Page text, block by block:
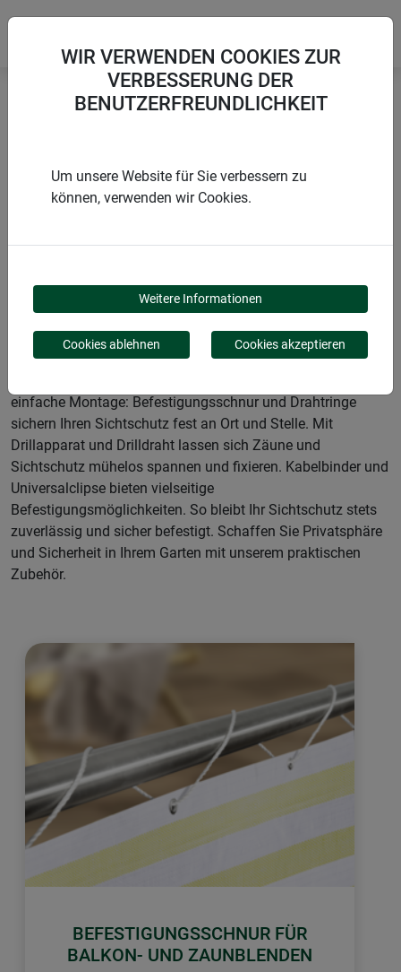
PRODUKTKATEGORIE
ZUBEHÖR
einfache Montage: Befestigungsschnur und Drahtringe
sichern Ihren Sichtschutz fest an Ort und Stelle. Mit
Drillapparat und Drilldraht lassen sich Zäune und
Sichtschutz mühelos spannen und fixieren. Kabelbinder und
Universalclipse bieten vielseitige
Befestigungsmöglichkeiten. So bleibt Ihr Sichtschutz stets
zuverlässig und sicher befestigt. Schaffen Sie Privatsphäre
und Sicherheit in Ihrem Garten mit unserem praktischen
Zubehör.
BEFESTIGUNGSSCHNUR FÜR
BALKON- UND ZAUNBLENDEN
WIR VERWENDEN COOKIES ZUR
VERBESSERUNG DER
BENUTZERFREUNDLICHKEIT
Um unsere Website für Sie verbessern zu
können, verwenden wir Cookies.
Weitere Informationen
Cookies ablehnen Cookies akzeptieren